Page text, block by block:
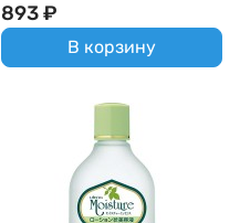
893₽
В корзину